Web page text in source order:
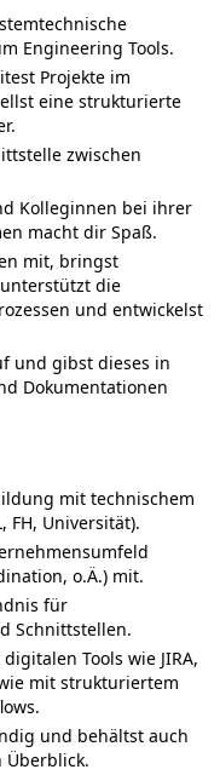
Engineering Tools.
Projekte im
eine strukturierte
zwischen
Kolleginnen bei ihrer
macht dir Spaß.
mit, bringst
die
und entwickelst
und gibst dieses in
Dokumentationen
mit technischem
FH, Universität).
o.Ä.) mit.
für
Schnittstellen.
Tools wie JIRA,
mit strukturiertem
und behältst auch
Überblick.